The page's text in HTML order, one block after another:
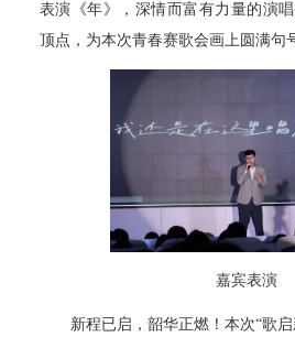
表演《年》，深情而富有力量的演
顶点，为本次青春赛歌会画上圆满句
嘉宾表演
新程已启，韶华正燃！本次“歌